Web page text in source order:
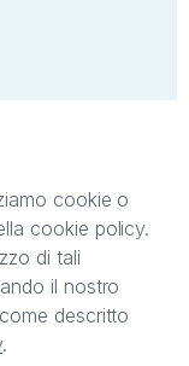
S.r.l.
presenti
visione
cookie o
cookie policy.
di tali
il nostro
descritto
.